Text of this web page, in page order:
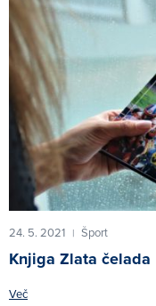
24. 5. 2021 | Šport
Knjiga Zlata čelada
Več